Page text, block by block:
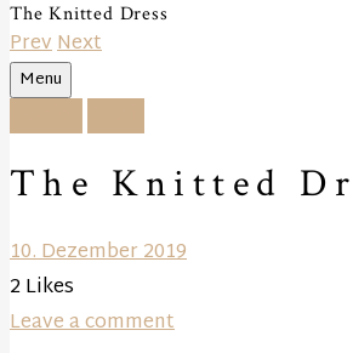
The Knitted Dress
PrevNext
Search
Menu
The Knitted
10. Dezember 2019
2Likes
Leave a comment